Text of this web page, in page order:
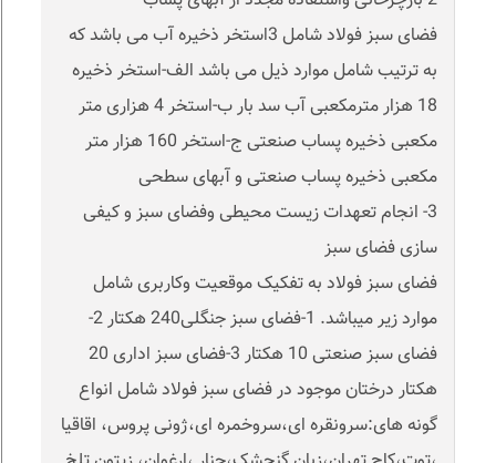
فضای سبز فولاد شامل 3استخر ذخیره آب می باشد که
به ترتیب شامل موارد ذیل می باشد الف-استخر ذخیره
18 هزار مترمکعبی آب سد بار ب-استخر 4 هزاری متر
مکعبی ذخیره پساب صنعتی ج-استخر 160 هزار متر
مکعبی ذخیره پساب صنعتی و آبهای سطحی
3- انجام تعهدات زیست محیطی وفضای سبز و کیفی
سازی فضای سبز
فضای سبز فولاد به تفکیک موقعیت وکاربری شامل
موارد زیر میباشد. 1-فضای سبز جنگلی240 هکتار 2-
فضای سبز صنعتی 10 هکتار 3-فضای سبز اداری 20
هکتار درختان موجود در فضای سبز فولاد شامل انواع
گونه های:سرونقره ای،سروخمره ای،ژونی پروس، اقاقیا